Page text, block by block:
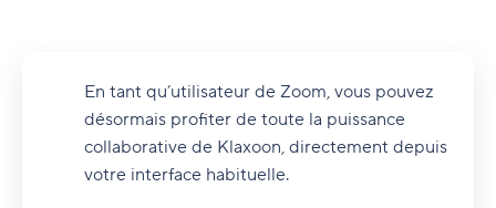
En tant qu’utilisateur de Zoom, vous pouvez
désormais profiter de toute la puissance
collaborative de Klaxoon, directement depuis
votre interface habituelle.